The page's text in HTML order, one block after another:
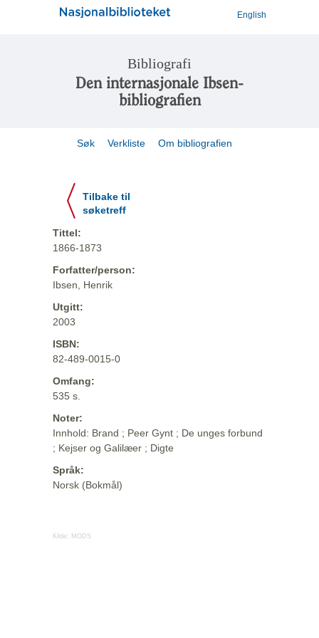
English
Bibliografi
Den internasjonale Ibsen-
bibliografien
Søk Verkliste Om bibliografien
Tilbake til
søketreff
Tittel:
1866-1873
Forfatter/person:
Ibsen, Henrik
Utgitt:
2003
ISBN:
82-489-0015-0
Omfang:
535 s.
Noter:
Innhold: Brand ; Peer Gynt ; De unges forbund
; Kejser og Galilæer ; Digte
Språk:
Norsk (Bokmål)
Kilde: MODS